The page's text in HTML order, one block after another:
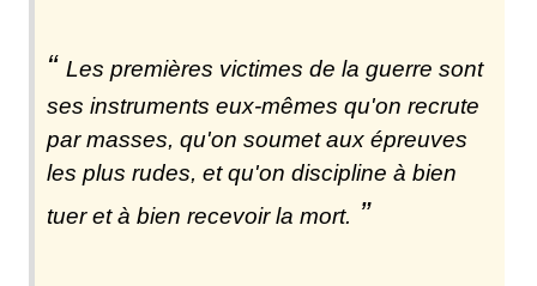
Les premières victimes de la guerre sont
ses instruments eux-mêmes qu'on recrute
par masses, qu'on soumet aux épreuves
les plus rudes, et qu'on discipline à bien
tuer et à bien recevoir la mort.